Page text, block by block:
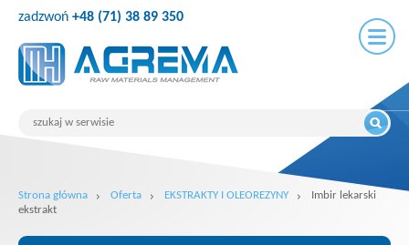
zadzwoń +48 (71) 38 89 350
Strona główna Oferta EKSTRAKTY I OLEOREZYNY
Imbir lekarski
ekstrakt